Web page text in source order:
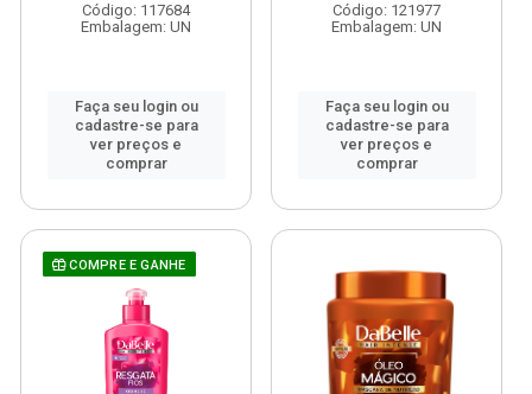
Código: 117684
Embalagem: UN
Faça seu login ou
cadastre-se para
ver preços e
comprar
Código: 121977
Embalagem: UN
Faça seu login ou
cadastre-se para
ver preços e
comprar
COMPRE E GANHE